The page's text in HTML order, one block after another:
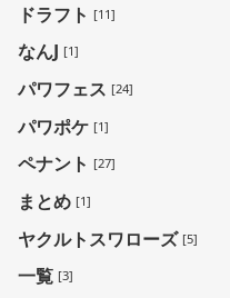
ドラフト [11]
なんJ [1]
パワフェス [24]
パワポケ [1]
ペナント [27]
まとめ [1]
ヤクルトスワローズ [5]
一覧 [3]